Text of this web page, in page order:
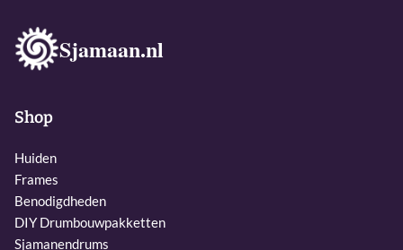
Sjamaan.nl
Shop
Huiden
Frames
Benodigdheden
DIY Drumbouwpakketten
Sjamanendrums